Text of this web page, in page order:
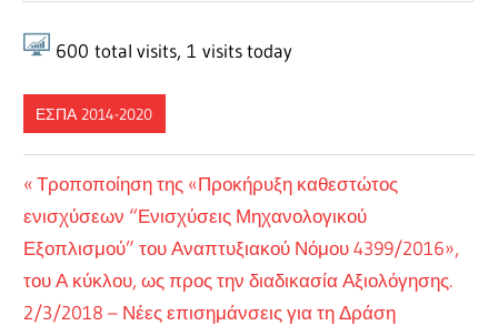
600 total visits, 1 visits today
ΕΣΠΑ 2014-2020
Πλοήγηση
άρθρων
Previous
Post:
Τροποποίηση της «Προκήρυξη καθεστώτος
ενισχύσεων “Ενισχύσεις Μηχανολογικού
Εξοπλισμού” του Αναπτυξιακού Νόμου 4399/2016»,
του Α κύκλου, ως προς την διαδικασία Αξιολόγησης.
Next
2/3/2018 – Νέες επισημάνσεις για τη Δράση